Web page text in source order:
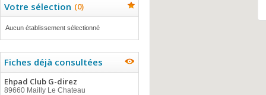
Votre sélection (0)
Aucun établissement sélectionné
Fiches déjà consultées
Ehpad Club G-direz
89660 Mailly Le Chateau